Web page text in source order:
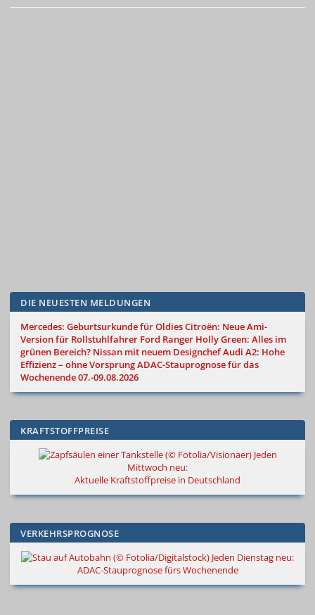
DIE NEUESTEN MELDUNGEN
Mercedes: Geburtsurkunde für OldiesCitroën: Neue Ami-
Version für Rollstuhlfahrer Ford Ranger Holly Green: Alles im
grünen Bereich? Nissan mit neuem DesignchefAudi A2: Hohe
Effizienz – ohne VorsprungADAC-Stauprognose für das
Wochenende 07.-09.08.2026
KRAFTSTOFFPREISE
Jeden
Mittwoch neu:
Aktuelle Kraftstoffpreise in Deutschland
VERKEHRSPROGNOSE
Jeden Dienstag neu:
ADAC-Stauprognose fürs Wochenende